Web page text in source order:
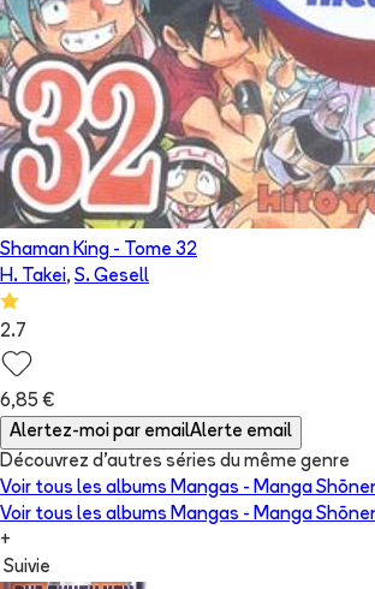
Shaman King - Tome 32
H. Takei, S. Gesell
2.7
6,85 €
Alertez-moi par emailAlerte email
Découvrez d'autres séries du même genre
Voir tous les albums Mangas - Manga
Voir tous les albums Mangas - Manga
+
Suivie